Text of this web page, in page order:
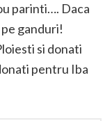
parinti…. Daca
ganduri!
si donati
pentru Iba